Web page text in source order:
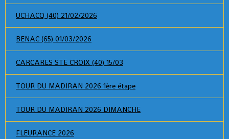
UCHACQ (40) 21/02/2026
BENAC (65) 01/03/2026
CARCARES STE CROIX (40) 15/03
TOUR DU MADIRAN 2026 1ère étape
TOUR DU MADIRAN 2026 DIMANCHE
FLEURANCE 2026